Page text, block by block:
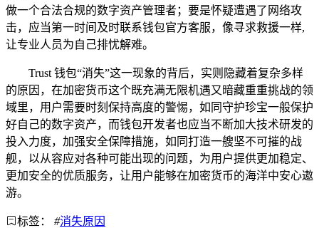
做一个合法合规的数字资产管理者；要是怀疑遭遇了网络攻
击，应当第一时间及时联系钱包官方客服，像寻求救援一样,
让专业人员为自己排忧解难。
Trust 钱包“消失”这一现象的背后，实则隐藏着复杂多样
的原因，在加密货币这个既充满无限机遇又暗藏重重挑战的领
域里，用户需要时刻保持高度的警惕，如同守护珍宝一般保护
好自己的数字资产，而钱包开发者也应当不断加大技术研发的
投入力度，加强安全保障措施，如同打造一艘坚不可摧的战
舰，以从容应对各种可能出现的问题，为用户提供更加稳定、
更加安全的优质服务，让用户能够在加密货币的海洋中安心遨
游。
标签： #消失原因